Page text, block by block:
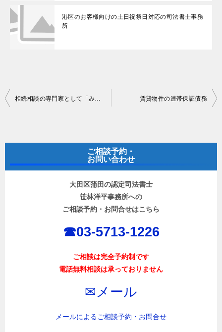
港区のお客様向けの土日祝祭日対応の司法書士事務
所
投
ビ
相続相談の専門家として「みんなの記事監修」に登録しました 賃貸物件の連帯保証債務
ご相談予約・
お問い合わせ
大田区蒲田の認定司法書士
笹林洋平事務所への
ご相談予約・お問合せはこちら
☎︎03-5713-1226
ご相談は完全予約制です
電話無料相談は承っておりません
✉︎メール
メールによるご相談予約・お問合せ